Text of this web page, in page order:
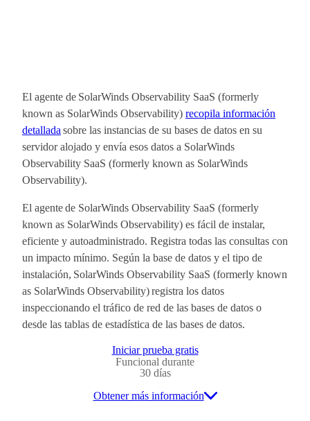
El agente de SolarWinds Observability SaaS (formerly
known as SolarWinds Observability) recopila información
detallada sobre las instancias de su bases de datos en su
servidor alojado y envía esos datos a SolarWinds
Observability SaaS (formerly known as SolarWinds
Observability).
El agente de SolarWinds Observability SaaS (formerly
known as SolarWinds Observability) es fácil de instalar,
eficiente y autoadministrado. Registra todas las consultas con
un impacto mínimo. Según la base de datos y el tipo de
instalación, SolarWinds Observability SaaS (formerly known
as SolarWinds Observability) registra los datos
inspeccionando el tráfico de red de las bases de datos o
desde las tablas de estadística de las bases de datos.
Iniciar prueba gratis
Funcional durante
30 días
Obtener más información